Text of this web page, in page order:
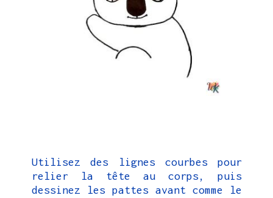
Utilisez des lignes courbes pour
relier la tête au corps, puis
dessinez les pattes avant comme le